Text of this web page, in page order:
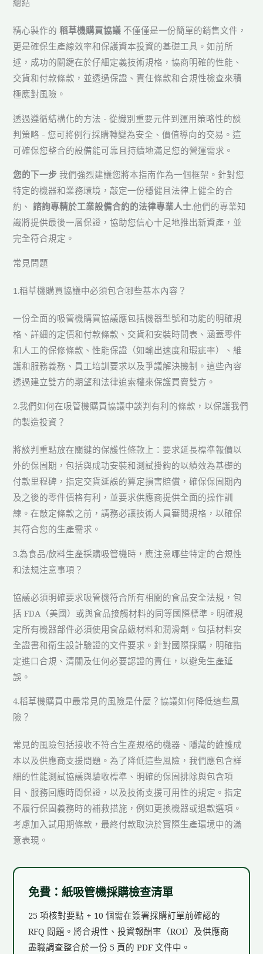
精心製作的稻草機購買協議 不僅僅是一份簡單的銷售文件，
更是確保生產線效率和保護資本投資的基礎工具。如前所
述，成功的關鍵在於仔細定義技術規格，協商明確的性能、
交貨和付款條款，並透過保證、責任條款和合規性檢查來積
極應對風險。
透過遵循結構化的方法 - 從識別重要元件到運用策略性的談
判策略 - 您可將例行採購轉變為安全、價值導向的交易。這
可確保您整合的設備能可靠且持續地滿足您的營運需求。
您的下一步 我們強烈建議您將本指南作為一個框架。針對您
特定的機器和業務環境，敲定一份穩健且法律上健全的合
約、諮詢專精於工業設備合約的法律專業人士.他們的專業知
識將提供最後一層保證，協助您信心十足地推出新資產，並
完全符合規定。
常見問題
1.稻草機購買協議中必須包含哪些基本內容？
一份全面的吸管機購買協議應包括機器型號和功能的明確規
格、詳細的定價和付款條款、交貨和安裝時間表、涵蓋零件
和人工的保修條款、性能保證（如輸出速度和瑕疵率）、維
護和服務義務、員工培訓要求以及爭議解決機制。這些內容
透過建立雙方的期望和法律追索權來保護買賣雙方。
2.我們如何在吸管機購買協議中談判有利的條款，以保護我們
的製造投資？
將談判重點放在關鍵的保護性條款上：要求延長標準報價以
外的保固期，包括與成功安裝和測試掛鈎的以績效為基礎的
付款里程碑，指定交貨延誤的算定損害賠償，確保保固期內
及之後的零件價格有利，並要求供應商提供全面的操作訓
練。在敲定條款之前，請務必讓技術人員審閱規格，以確保
其符合您的生產需求。
3.為食品/飲料生產採購吸管機時，應注意哪些特定的合規性
和法規注意事項？
協議必須明確要求吸管機符合所有相關的食品安全法規，包
括 FDA（美國）或與食品接觸材料的同等國際標準。明確規
定所有機器部件必須使用食品級材料和潤滑劑。包括材料安
全證書和衛生設計驗證的文件要求。針對國際採購，明確指
定進口合規、清關及任何必要認證的責任，以避免生產延
誤。
4.稻草機購買中最常見的風險是什麼？協議如何降低這些風
險？
常見的風險包括接收不符合生產規格的機器、隱藏的維護成
本以及供應商支援問題。為了降低這些風險，我們應包含詳
細的性能測試協議與驗收標準、明確的保固排除與包含項
目、服務回應時間保證，以及技術支援可用性的規定。指定
不履行保固義務時的補救措施，例如更換機器或退款選項。
考慮加入試用期條款，最終付款取決於實際生產環境中的滿
意表現。
免費：紙吸管機採購檢查清單
25 項核對要點 + 10 個需在簽署採購訂單前確認的
RFQ 問題。將合規性、投資報酬率（ROI）及供應商
盡職調查整合於一份 5 頁的 PDF 文件中。